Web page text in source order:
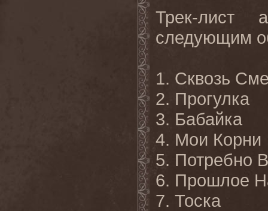
Трек-лист
следующим
1. Сквозь
2. Прогулка
3. Бабайка
4. Мои Корни
5. Потребно
6. Прошлое
7. Тоска